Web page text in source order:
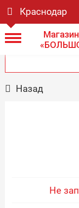
Краснодар
Назад
Не